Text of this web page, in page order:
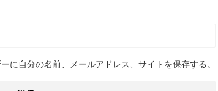
に自分の名前、メールアドレス、サイトを保存する。